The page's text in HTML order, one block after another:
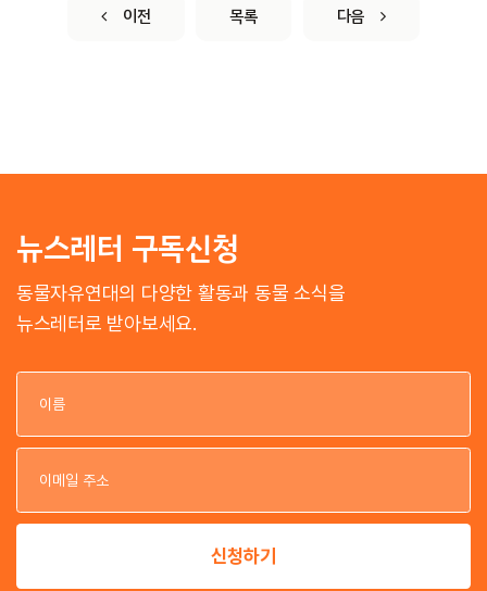
이전 목록 다음
뉴스레터 구독신청
동물자유연대의 다양한 활동과 동물 소식을
뉴스레터로 받아보세요.
이
이
신청하기